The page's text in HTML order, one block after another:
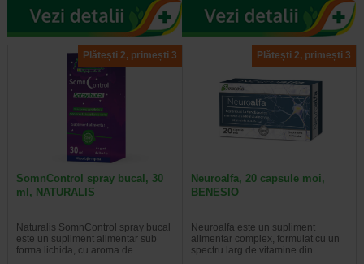
Plătești 2, primești 3
SomnControl spray bucal, 30
ml, NATURALIS
Naturalis SomnControl spray bucal
este un supliment alimentar sub
forma lichida, cu aroma de…
Plătești 2, primești 3
Neuroalfa, 20 capsule moi,
BENESIO
Neuroalfa este un supliment
alimentar complex, formulat cu un
spectru larg de vitamine din…